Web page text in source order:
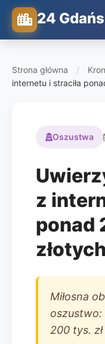
24
Strona główna /
internetu i straciła
Oszustwa
z
ponad
Miłosna
oszustwo:
200 tys.